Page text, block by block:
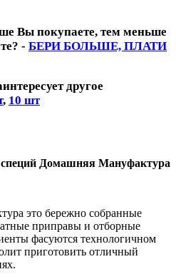
Вы покупаете, тем меньше
- БЕРИ БОЛЬШЕ, ПЛАТИ
другое
, 10 шт
Домашняя Мануфактура
это бережно собранные
приправы и отборные
фасуются технологичном
приготовить отличный